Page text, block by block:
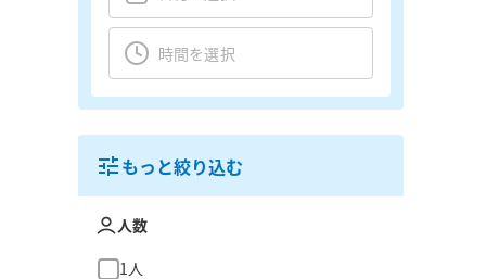
もっと絞り込む
人数
1人